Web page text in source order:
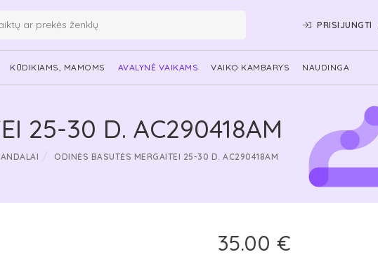
PRISIJUNGTI
KŪDIKIAMS, MAMOMS AVALYNĖ VAIKAMS VAIKO KAMBARYS NAUDINGA
25-30 D. AC290418AM
ODINĖS BASUTĖS MERGAITEI 25-30 D. AC290418AM
35.00 €